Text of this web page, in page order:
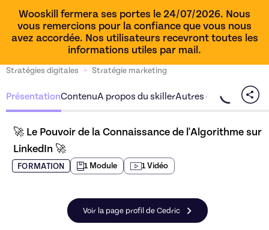
Wooskill fermera ses portes le 24/07/2026. Nous
vous remercions pour la confiance que vous nous
avez accordée. Nos utilisateurs recevront toutes les
informations utiles par mail.
Stratégies digitales > Stratégie marketing
PrésentationContenuA propos du skillerAutres offres du
🚀 Le Pouvoir de la Connaissance de l'Algorithme sur
LinkedIn 🚀
FORMATION 1Module 1Vidéo
Voir la page profil de Cedric